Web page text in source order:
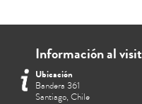
Información al
Ubicación
Bandera 361
Santiago, Chile